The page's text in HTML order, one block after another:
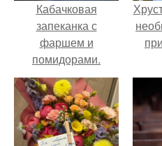
Кабачковая
запеканка с
фаршем и
помидорами.